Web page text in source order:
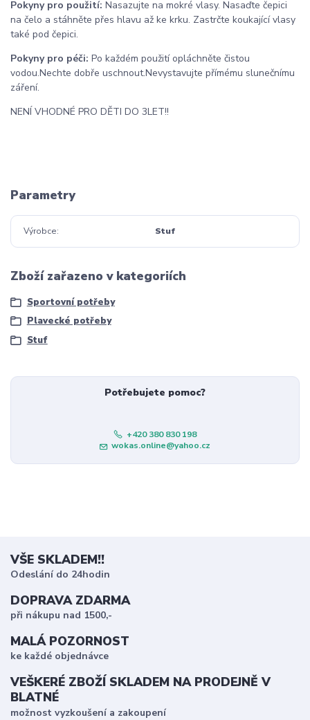
Pokyny pro použití: Nasazujte na mokré vlasy. Nasaďte čepici
na čelo a stáhněte přes hlavu až ke krku. Zastrčte koukající vlasy
také pod čepici.
Pokyny pro péči: Po každém použití opláchněte čistou
vodou.Nechte dobře uschnout.Nevystavujte přímému slunečnímu
záření.
NENÍ VHODNÉ PRO DĚTI DO 3LET!!
Parametry
Výrobce Stuf
Zboží zařazeno v kategoriích
Sportovní potřeby
Plavecké potřeby
Stuf
Potřebujete pomoc?
+420 380 830 198
wokas.online@yahoo.cz
VŠE SKLADEM!!
Odeslání do 24hodin
DOPRAVA ZDARMA
při nákupu nad 1500,-
MALÁ POZORNOST
ke každé objednávce
VEŠKERÉ ZBOŽÍ SKLADEM NA PRODEJNĚ V
BLATNÉ
možnost vyzkoušení a zakoupení